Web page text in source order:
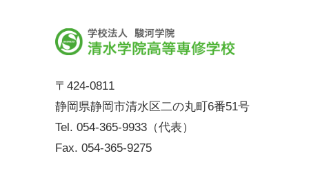
〒424-0811
静岡県静岡市清水区二の丸町6番51号
Tel. 054-365-9933（代表）
Fax. 054-365-9275